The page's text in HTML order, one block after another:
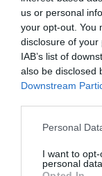
us or personal
your opt-out. You
disclosure of
IAB’s list of
also be disclosed
Downstream
Please note that
not limited to
grant or deny
Personal
I want to
personal data.